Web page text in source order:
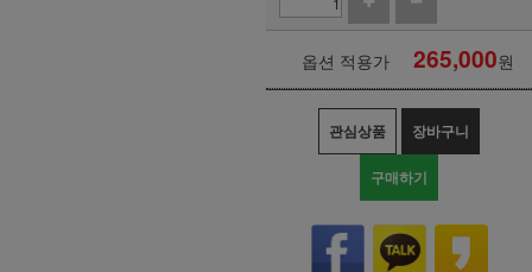
옵션 적용가 265,000원
관심상품 장바구니
구매하기